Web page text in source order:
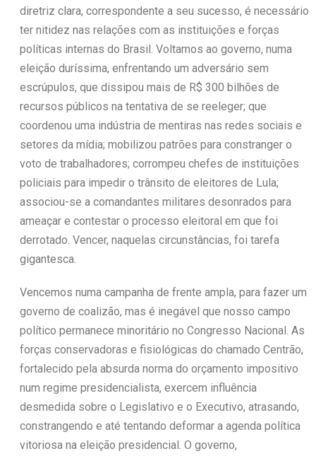
diretriz clara, correspondente a seu sucesso, é necessário
ter nitidez nas relações com as instituições e forças
políticas internas do Brasil. Voltamos ao governo, numa
eleição duríssima, enfrentando um adversário sem
escrúpulos, que dissipou mais de R$ 300 bilhões de
recursos públicos na tentativa de se reeleger; que
coordenou uma indústria de mentiras nas redes sociais e
setores da mídia; mobilizou patrões para constranger o
voto de trabalhadores; corrompeu chefes de instituições
policiais para impedir o trânsito de eleitores de Lula;
associou-se a comandantes militares desonrados para
ameaçar e contestar o processo eleitoral em que foi
derrotado. Vencer, naquelas circunstâncias, foi tarefa
gigantesca.
Vencemos numa campanha de frente ampla, para fazer um
governo de coalizão, mas é inegável que nosso campo
político permanece minoritário no Congresso Nacional. As
forças conservadoras e fisiológicas do chamado Centrão,
fortalecido pela absurda norma do orçamento impositivo
num regime presidencialista, exercem influência
desmedida sobre o Legislativo e o Executivo, atrasando,
constrangendo e até tentando deformar a agenda política
vitoriosa na eleição presidencial. O governo,